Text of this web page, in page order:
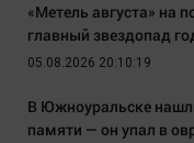
«Метель августа» на
главный звездопад
05.08.2026 20:10:19
В Южноуральске
памяти — он упал в